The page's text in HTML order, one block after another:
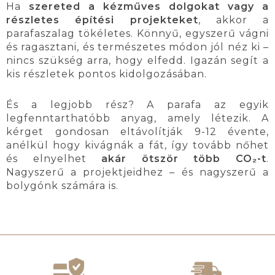
Ha szereted a kézműves dolgokat vagy a
részletes építési projekteket, akkor a
parafaszalag tökéletes. Könnyű, egyszerű vágni
és ragasztani, és természetes módon jól néz ki –
nincs szükség arra, hogy elfedd. Igazán segít a
kis részletek pontos kidolgozásában.
És a legjobb rész? A parafa az egyik
legfenntarthatóbb anyag, amely létezik. A
kérget gondosan eltávolítják 9-12 évente,
anélkül hogy kivágnák a fát, így tovább nőhet
és elnyelhet akár ötször több CO₂-t.
Nagyszerű a projektjeidhez – és nagyszerű a
bolygónk számára is.